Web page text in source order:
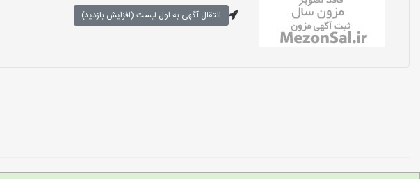
انتقال آگهی به اول لیست (افزایش بازدید)